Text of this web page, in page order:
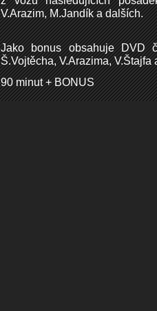
V.Arazim, M.Jandík a dalších.
Jako bonus obsahuje DVD
Š.Vojtěcha, V.Arazima, V.Štajfa
90 minut + BONUS